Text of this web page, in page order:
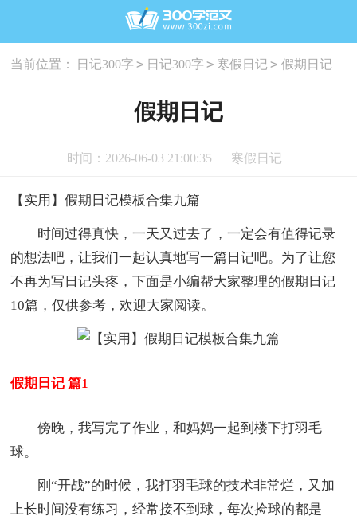
当前位置： 日记300字 > 日记300字 > 寒假日记 > 假期日记
假期日记
时间：2026-06-03 21:00:35 寒假日记
【实用】假期日记模板合集九篇
时间过得真快，一天又过去了，一定会有值得记录
的想法吧，让我们一起认真地写一篇日记吧。为了让您
不再为写日记头疼，下面是小编帮大家整理的假期日记
10篇，仅供参考，欢迎大家阅读。
假期日记 篇1
傍晚，我写完了作业，和妈妈一起到楼下打羽毛
球。
刚“开战”的时候，我打羽毛球的技术非常烂，又加
上长时间没有练习，经常接不到球，每次捡球的都是